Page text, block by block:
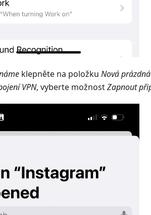
klepněte na položku Nová
VPN, vyberte možnostZapnout